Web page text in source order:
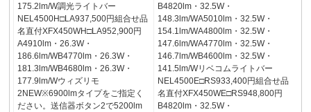
175.2lm/W調光ライトバー
NEL4500H□LA937,500円組合せ品
名直付XFX450WH□LA952,900円
A4910lm・26.3W・
186.6lm/WB4770lm・26.3W・
181.3lm/WB4680lm・26.3W・
177.9lm/Wウィズリモ
2NEW※6900lmタイプをご指定く
ださい。送信器ボタン2で5200lm
B4820lm・32.5W・
148.3lm/WA5010lm・32.5W・
154.1lm/WA4800lm・32.5W・
147.6lm/WA4770lm・32.5W・
146.7lm/WB4600lm・32.5W・
141.5lm/Wリベコムライトバー
NEL4500E□RS933,400円組合せ品
名直付XFX450WE□RS948,800円
B4820lm・32.5W・